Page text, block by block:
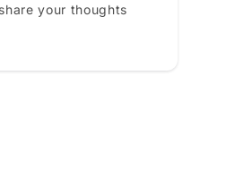
your thoughts